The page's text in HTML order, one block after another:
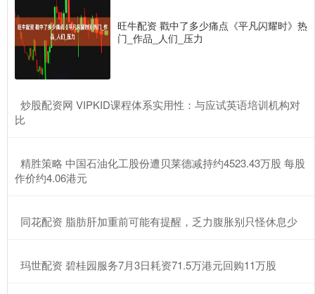
旺牛配资 戳中了多少痛点《平凡闪耀时》热
门_作品_人们_压力
​炒股配资网 VIPKID课程体系实用性：与应试英语培训机构对
比
​精胜策略 中国石油化工股份遭贝莱德减持约4523.43万股 每股
作价约4.06港元
​同花配资 脂肪肝加重前可能有提醒，乏力腹胀别只怪休息少
​玛世配资 碧桂园服务7月3日耗资71.5万港元回购11万股